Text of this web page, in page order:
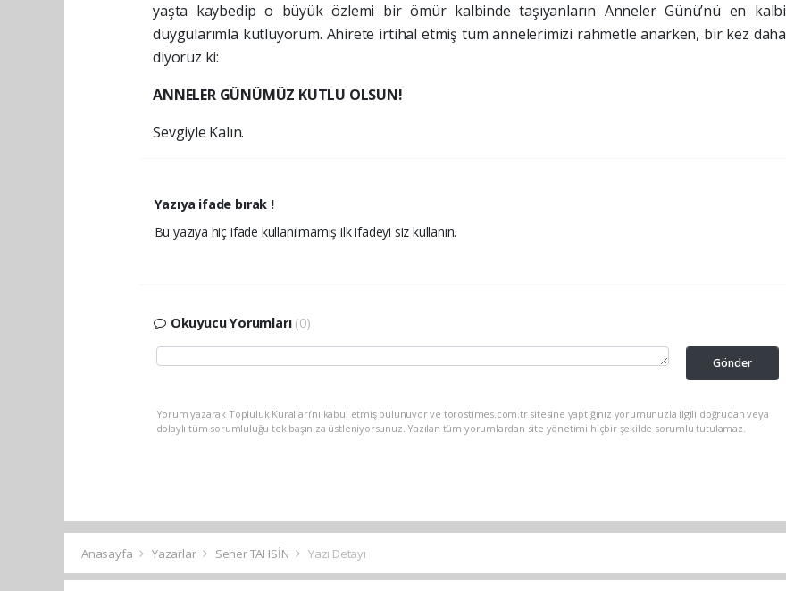
yaşta kaybedip o büyük özlemi bir ömür kalbinde taşıyanların Anneler Günü’nü en kalbi
duygularımla kutluyorum. Ahirete irtihal etmiş tüm annelerimizi rahmetle anarken, bir kez daha
diyoruz ki:
ANNELER GÜNÜMÜZ KUTLU OLSUN!
Sevgiyle Kalın.
Yazıya ifade bırak !
Bu yazıya hiç ifade kullanılmamış ilk ifadeyi siz kullanın.
Okuyucu Yorumları (0)
Gönder
Yorum yazarak Topluluk Kuralları’nı kabul etmiş bulunuyor ve torostimes.com.tr sitesine yaptığınız yorumunuzla ilgili doğrudan veya
dolaylı tüm sorumluluğu tek başınıza üstleniyorsunuz. Yazılan tüm yorumlardan site yönetimi hiçbir şekilde sorumlu tutulamaz.
Anasayfa Yazarlar Seher TAHSİN Yazı Detayı